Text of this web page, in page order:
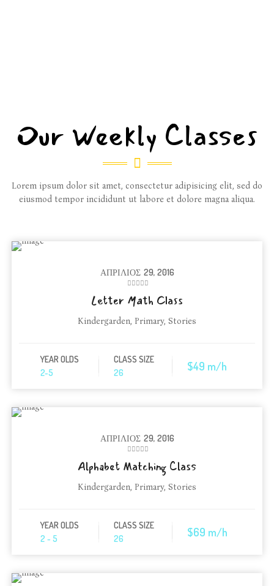
Our Weekly Classes
Lorem ipsum dolor sit amet, consectetur adipisicing elit, sed do
eiusmod tempor incididunt ut labore et dolore magna aliqua.
ΑΠΡΊΛΙΟΣ 29, 2016
Letter Math Class
Kindergarden, Primary, Stories
YEAR OLDS
2-5
CLASS SIZE
26
$49 m/h
ΑΠΡΊΛΙΟΣ 29, 2016
Alphabet Matching Class
Kindergarden, Primary, Stories
YEAR OLDS
2 - 5
CLASS SIZE
26
$69 m/h